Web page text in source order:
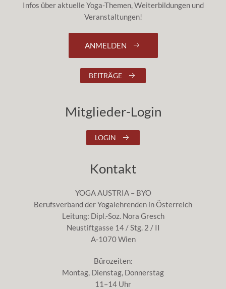
Infos über aktuelle Yoga-Themen, Weiterbildungen und
Veranstaltungen!
ANMELDEN
BEITRÄGE
Mitglieder-Login
LOGIN
Kontakt
YOGA AUSTRIA – BYO
Berufsverband der Yogalehrenden in Österreich
Leitung: Dipl.-Soz. Nora Gresch
Neustiftgasse 14 / Stg. 2 / II
A-1070 Wien
Bürozeiten:
Montag, Dienstag, Donnerstag
11–14 Uhr